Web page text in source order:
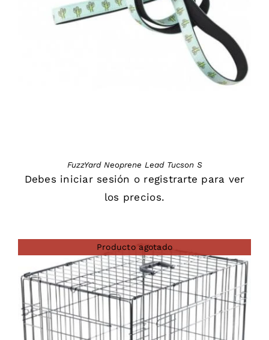
DETAILS
FuzzYard Neoprene Lead Tucson S
Debes iniciar sesión o registrarte para ver
los precios.
Producto agotado